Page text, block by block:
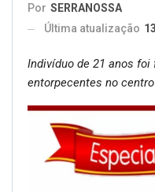
Por SERRANOSSA
Última atualização
Indivíduo de 21 anos foi
entorpecentes no